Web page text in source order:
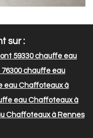
sur :
59330chauffe eau
chauffe eau
eau Chaffoteaux à
eau Chaffoteaux à
Chaffoteaux à Rennes